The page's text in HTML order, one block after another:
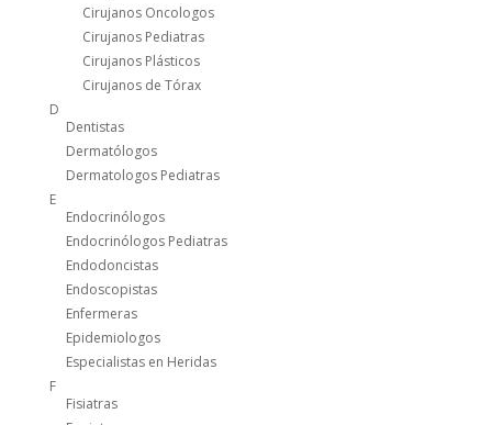
Cirujanos Oncologos
Cirujanos Pediatras
Cirujanos Plásticos
Cirujanos de Tórax
D
Dentistas
Dermatólogos
Dermatologos Pediatras
E
Endocrinólogos
Endocrinólogos Pediatras
Endodoncistas
Endoscopistas
Enfermeras
Epidemiologos
Especialistas en Heridas
F
Fisiatras